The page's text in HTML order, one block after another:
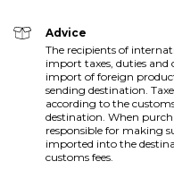
Advice
The recipients of
import taxes, duties and
import of foreign
sending destination.
according to the
destination. When
responsible for making
imported into the
customs fees.